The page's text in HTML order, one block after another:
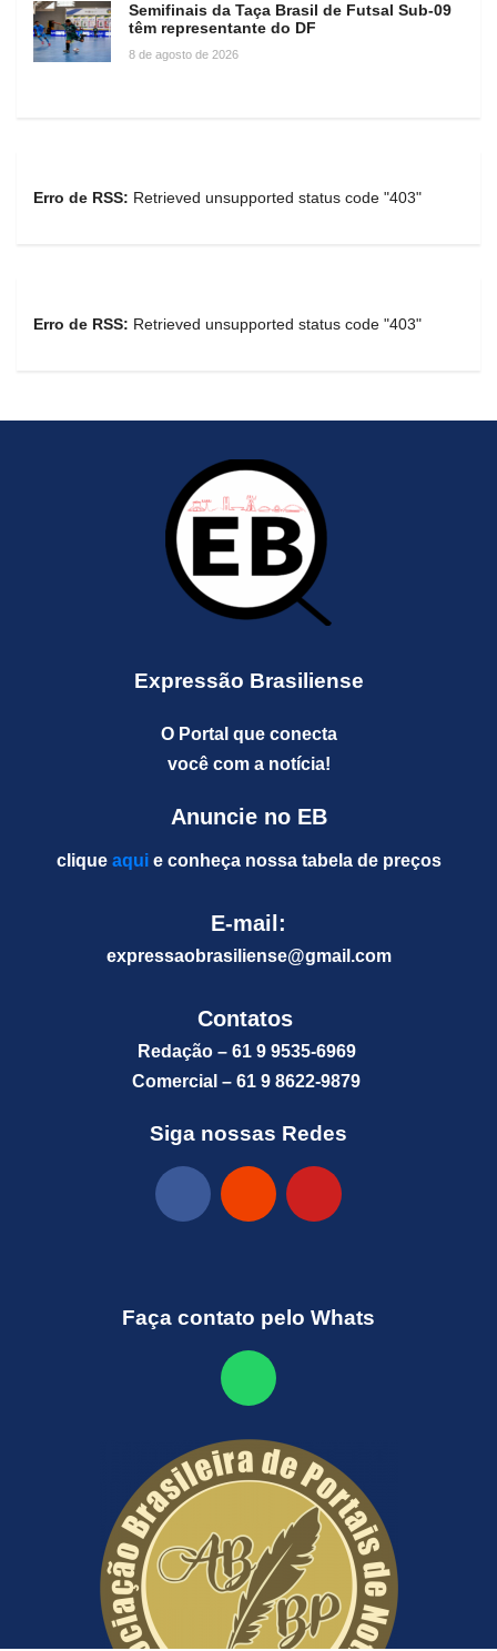
Semifinais da Taça Brasil de Futsal Sub-09
têm representante do DF
8 de agosto de 2026
Erro de RSS: Retrieved unsupported status code "403"
Erro de RSS: Retrieved unsupported status code "403"
Expressão Brasiliense
O Portal que conecta
você com a notícia!
Anuncie no EB
clique aquie conheça nossa tabela de preços
E-mail:
expressaobrasiliense@gmail.com
Contatos
Redação – 61 9 9535-6969
Comercial – 61 9 8622-9879
Siga nossas Redes
Faça contato pelo Whats